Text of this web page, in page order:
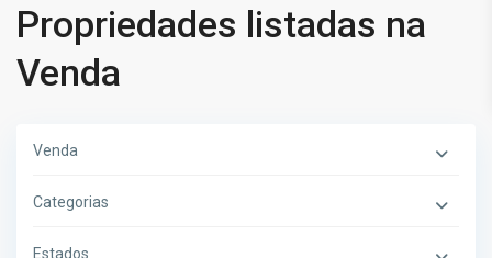
Propriedades listadas na
Venda
Venda
Categorias
Estados